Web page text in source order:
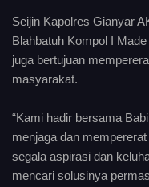
Seijin Kapolres Gianyar
Blahbatuh Kompol I
juga bertujuan
masyarakat.
“Kami hadir bersama
menjaga dan
segala aspirasi dan
mencari solusinya